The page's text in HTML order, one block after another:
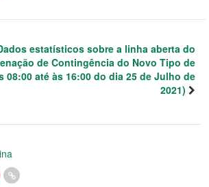
estatísticos sobre a linha aberta do
de Contingência do Novo Tipo de
08:00 até às 16:00 do dia 25 de Julho de
2021)